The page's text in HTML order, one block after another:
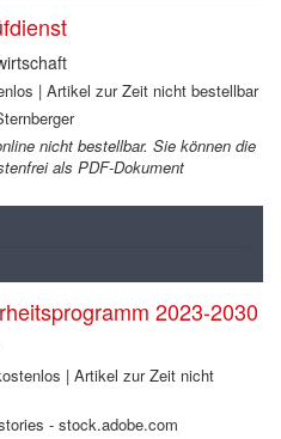
| Artikel zur Zeit nicht bestellbar
nicht bestellbar. Sie können die
als PDF-Dokument
2023-2030
| Artikel zur Zeit nicht
- stock.adobe.com